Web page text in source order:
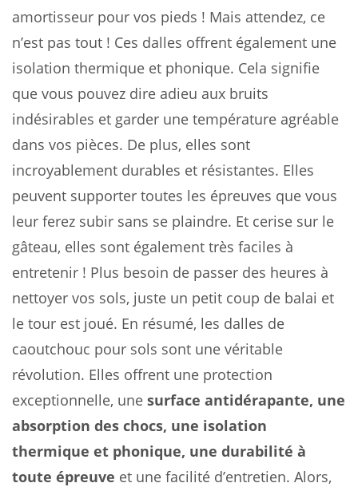
amortisseur pour vos pieds ! Mais attendez, ce
n’est pas tout ! Ces dalles offrent également une
isolation thermique et phonique. Cela signifie
que vous pouvez dire adieu aux bruits
indésirables et garder une température agréable
dans vos pièces. De plus, elles sont
incroyablement durables et résistantes. Elles
peuvent supporter toutes les épreuves que vous
leur ferez subir sans se plaindre. Et cerise sur le
gâteau, elles sont également très faciles à
entretenir ! Plus besoin de passer des heures à
nettoyer vos sols, juste un petit coup de balai et
le tour est joué. En résumé, les dalles de
caoutchouc pour sols sont une véritable
révolution. Elles offrent une protection
exceptionnelle, une surface antidérapante, une
absorption des chocs, une isolation
thermique et phonique, une durabilité à
toute épreuve et une facilité d’entretien. Alors,